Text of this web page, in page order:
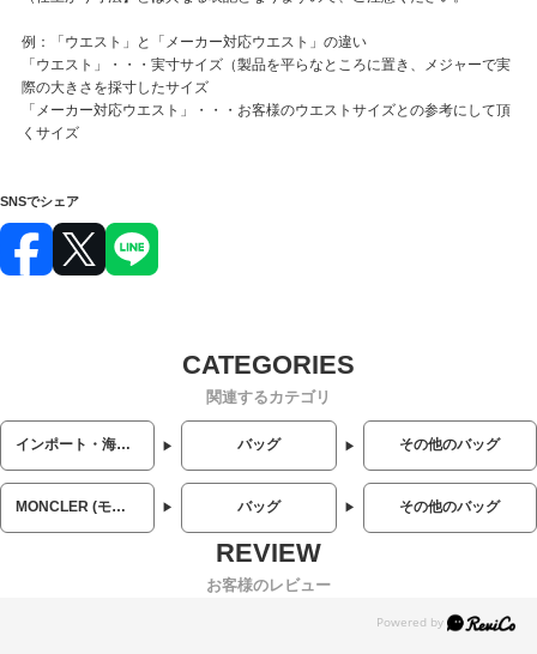
例：「ウエスト」と「メーカー対応ウエスト」の違い
「ウエスト」・・・実寸サイズ（製品を平らなところに置き、メジャーで実
際の大きさを採寸したサイズ
「メーカー対応ウエスト」・・・お客様のウエストサイズとの参考にして頂
くサイズ
SNSでシェア
関連するカテゴリ
インポート・海外人気ブランド バッグ その他のバッグ
MONCLER (モンクレール) バッグ その他のバッグ
お客様のレビュー